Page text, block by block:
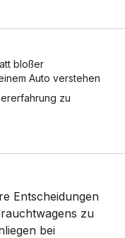
bloßer
Auto verstehen
zu
Entscheidungen
zu
bei